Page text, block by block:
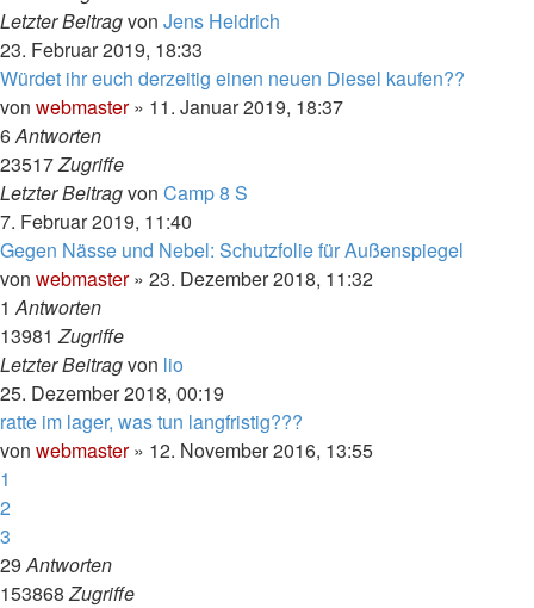
Letzter Beitragvon Jens Heidrich
23. Februar 2019, 18:33
Würdet ihr euch derzeitig einen neuen Diesel kaufen??
von webmaster» 11. Januar 2019, 18:37
6Antworten
23517Zugriffe
Letzter Beitragvon Camp 8 S
7. Februar 2019, 11:40
Gegen Nässe und Nebel: Schutzfolie für Außenspiegel
von webmaster» 23. Dezember 2018, 11:32
1Antworten
13981Zugriffe
Letzter Beitragvon lio
25. Dezember 2018, 00:19
ratte im lager, was tun langfristig???
von webmaster» 12. November 2016, 13:55
1
2
3
29Antworten
153868Zugriffe